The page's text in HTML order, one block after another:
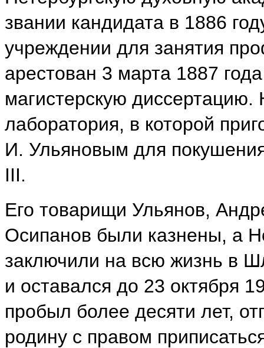
звании кандидата в 1886
учреждении для занятия
арестован 3 марта 1887
магистерскую
лаборатория, в которой
И. Ульяновым для
III.
Его товарищи Ульянов,
Осипанов были казнены, а
заключили на всю жизнь в
и оставался до 23 октября
пробыл более десяти лет,
родину с правом